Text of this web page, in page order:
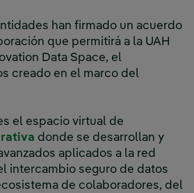
han firmado un acuerdo
que permitirá a la UAH
Data Space, el
creado en el marco del
el espacio virtual de
donde se desarrollan y
aplicados a la red
intercambio seguro de datos
de colaboradores, del